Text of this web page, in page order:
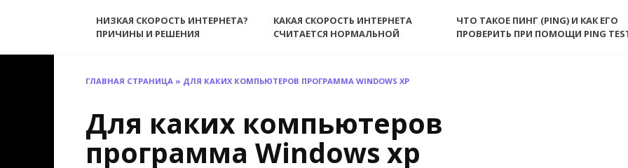
НИЗКАЯ СКОРОСТЬ ИНТЕРНЕТА?
ПРИЧИНЫ И РЕШЕНИЯ
КАКАЯ СКОРОСТЬ ИНТЕРНЕТА
СЧИТАЕТСЯ НОРМАЛЬНОЙ
ЧТО ТАКОЕ ПИНГ (PING) И КАК ЕГО
ПРОВЕРИТЬ ПРИ ПОМОЩИ PING
ГЛАВНАЯ СТРАНИЦА » ДЛЯ КАКИХ КОМПЬЮТЕРОВ ПРОГРАММА WINDOWS XP
Для каких компьютеров
программа Windows xp